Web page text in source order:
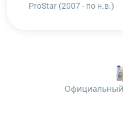
ProStar (2007 - по н.в.)
Официальный